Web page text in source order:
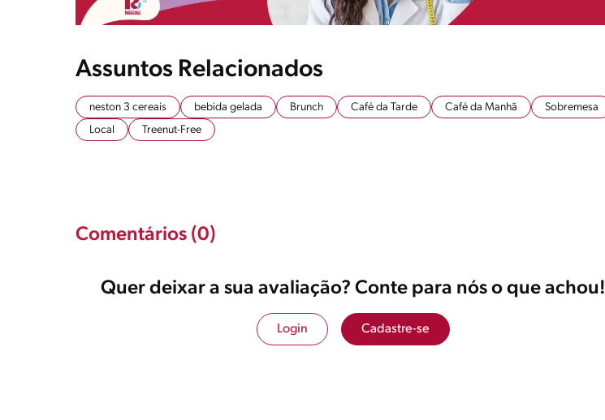
Assuntos Relacionados
neston 3 cereais bebida gelada Brunch Café da Tarde Café da Manhã
Sobremesa
Local
Treenut-Free
Comentários (0)
Quer deixar a sua avaliação? Conte para nós o que achou!
Login Cadastre-se